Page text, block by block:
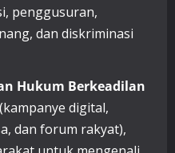
penggusuran,
dan diskriminasi
Hukum Berkeadilan
digital,
dan forum rakyat),